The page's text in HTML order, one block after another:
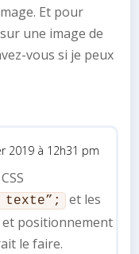
Et pour
une image de
vous si je peux
2019 à 12h31 pm
texte”;
et les
positionnement
le faire.